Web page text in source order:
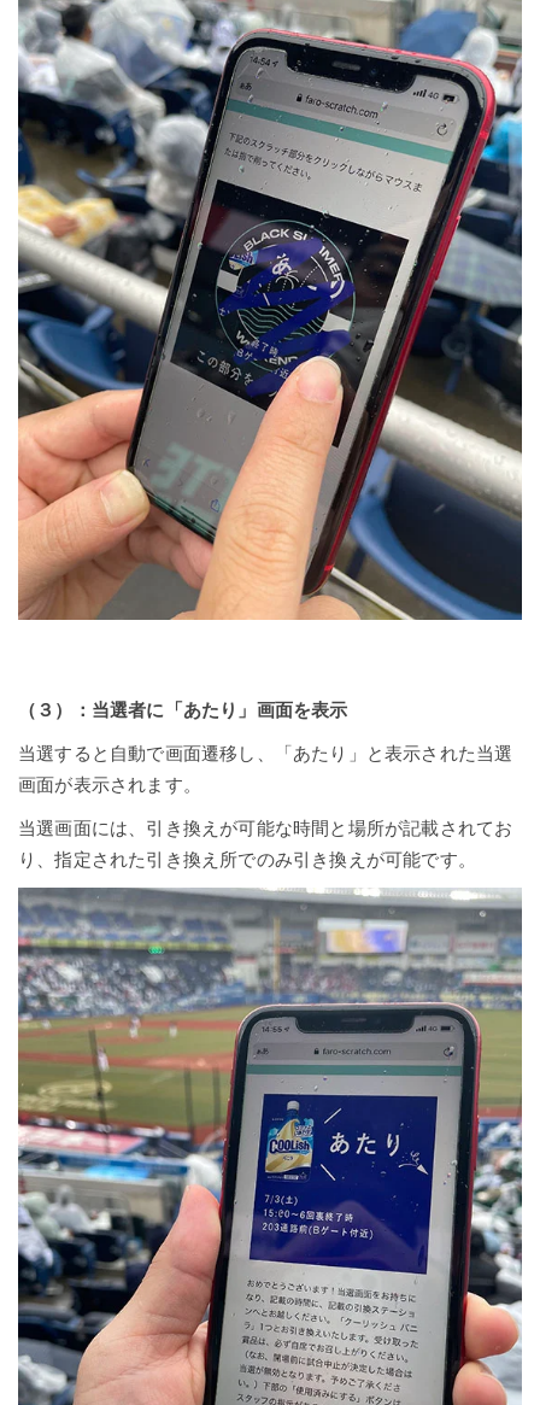
（３）：当選者に「あたり」画面を表示
当選すると自動で画面遷移し、「あたり」と表示された当選
画面が表示されます。
当選画面には、引き換えが可能な時間と場所が記載されてお
り、指定された引き換え所でのみ引き換えが可能です。